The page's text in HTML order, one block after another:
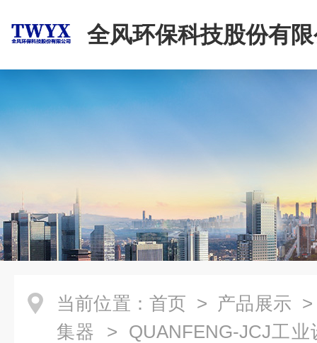
全风环保科技股份有
当前位置： 首页 > 产品展示
集器 > QUANFENG-JCJ工